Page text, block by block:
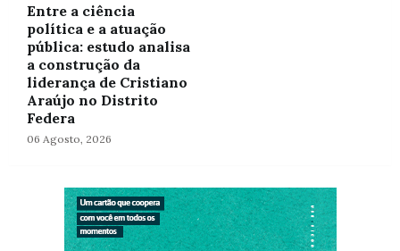
Entre a ciência
política e a atuação
pública: estudo analisa
a construção da
liderança de Cristiano
Araújo no Distrito
Federa
06 Agosto, 2026